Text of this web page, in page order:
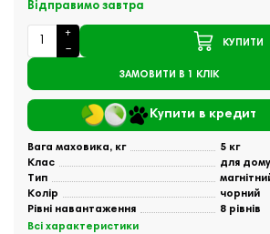
Відправимо завтра
КУПИТИ
ЗАМОВИТИ В 1 КЛІК
Купити в кредит
Вага маховика, кг
5 кг
Клас
для дому
Тип
Колір
чорний
Рівні навантаження
8 рівнів
Всі характеристики